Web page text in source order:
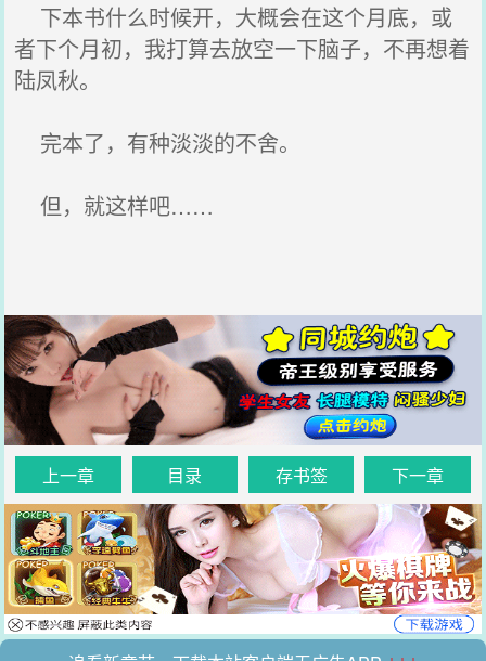
下本书什么时候开，大概会在这个月底，或
者下个月初，我打算去放空一下脑子，不再想着
陆凤秋。
完本了，有种淡淡的不舍。
但，就这样吧……
上一章 目录 存书签 下一章